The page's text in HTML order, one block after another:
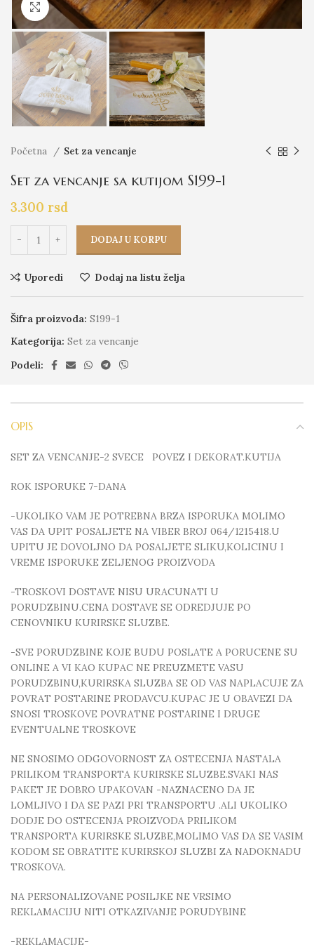
Click to enlarge
Početna Set za vencanje
Set za vencanje sa kutijom S199-1
3.300 rsd
DODAJ U KORPU
Uporedi Dodaj na listu želja
Šifra proizvoda: S199-1
Kategorija: Set za vencanje
Podeli:
OPIS
SET ZA VENCANJE-2 SVECE POVEZ I DEKORAT.KUTIJA
ROK ISPORUKE 7-DANA
-UKOLIKO VAM JE POTREBNA BRZA ISPORUKA MOLIMO
VAS DA UPIT POSALJETE NA VIBER BROJ 064/1215418.U
UPITU JE DOVOLJNO DA POSALJETE SLIKU,KOLICINU I
VREME ISPORUKE ZELJENOG PROIZVODA
-TROSKOVI DOSTAVE NISU URACUNATI U
PORUDZBINU.CENA DOSTAVE SE ODREDJUJE PO
CENOVNIKU KURIRSKE SLUZBE.
-SVE PORUDZBINE KOJE BUDU POSLATE A PORUCENE SU
ONLINE A VI KAO KUPAC NE PREUZMETE VASU
PORUDZBINU,KURIRSKA SLUZBA SE OD VAS NAPLACUJE ZA
POVRAT POSTARINE PRODAVCU.KUPAC JE U OBAVEZI DA
SNOSI TROSKOVE POVRATNE POSTARINE I DRUGE
EVENTUALNE TROSKOVE
NE SNOSIMO ODGOVORNOST ZA OSTECENJA NASTALA
PRILIKOM TRANSPORTA KURIRSKE SLUZBE.SVAKI NAS
PAKET JE DOBRO UPAKOVAN -NAZNACENO DA JE
LOMLJIVO I DA SE PAZI PRI TRANSPORTU .ALI UKOLIKO
DODJE DO OSTECENJA PROIZVODA PRILIKOM
TRANSPORTA KURIRSKE SLUZBE,MOLIMO VAS DA SE VASIM
KODOM SE OBRATITE KURIRSKOJ SLUZBI ZA NADOKNADU
TROSKOVA.
NA PERSONALIZOVANE POSILJKE NE VRSIMO
REKLAMACIJU NITI OTKAZIVANJE PORUDYBINE
-REKLAMACIJE-